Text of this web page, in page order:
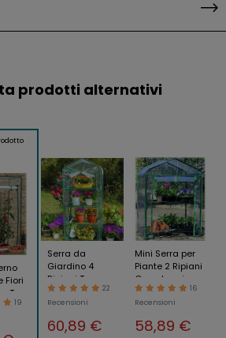
prodotti alternativi
Fiori
Te
Telo
19
Serra da
Giardino 4
Ripiani Terrazzo
per Piante Fiori
Orto Copertura
22
Recensioni
60,89 €
Mini Serra per
Piante 2 Ripiani
Copertura in
PVC da
Giardino
Terrazzo
16
Recensioni
58,89 €